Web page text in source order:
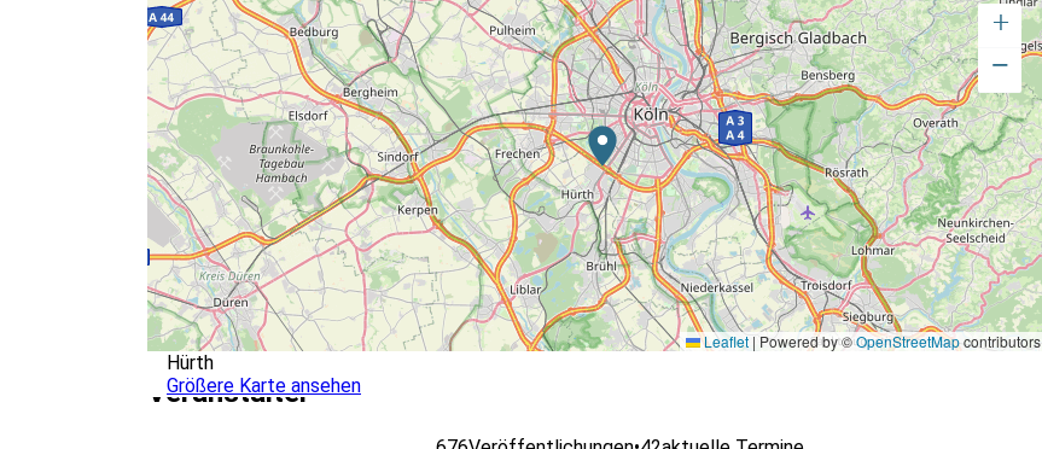
+
−
Leaflet | Powered by ©OpenStreetMapcontributors
Hürth
Größere Karte ansehen
Veranstalter